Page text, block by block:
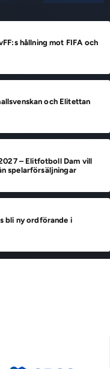
hållning mot FIFA och
och Elitettan
– Elitfotboll Dam vill
spelarförsäljningar
bli ny ordförande i